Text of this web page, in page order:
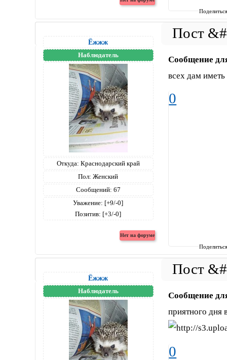
Ёжжж
Наблюдатель
Откуда: Краснодарский край
Пол: Женский
Сообщений: 67
Уважение: [+9/-0]
Позитив: [+3/-0]
Сообщение
всех дам
0
Ёжжж
Наблюдатель
Сообщение
приятного
0